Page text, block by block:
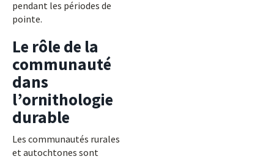
pendant les périodes de
pointe.
Le rôle de la
communauté
dans
l’ornithologie
durable
Les communautés rurales
et autochtones sont